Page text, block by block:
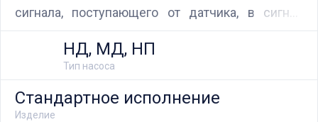
сигнала, поступающего от датчика, в сигнал
оптрона для управления исполнительными
устройствами.
Тип насоса
НД, МД, НП
Изделие
Стандартное исполнение